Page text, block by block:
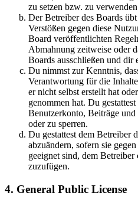
zu setzen bzw. zu
Der Betreiber des Boards
Verstößen gegen diese
Board veröffentlichten
Abmahnung zeitweise oder
Boards ausschließen und dir
Du nimmst zur Kenntnis,
Verantwortung für die
er nicht selbst erstellt hat
genommen hat. Du
Benutzerkonto, Beiträge
oder zu sperren.
Du gestattest dem Betreiber
abzuändern, sofern sie
geeignet sind, dem
zuzufügen.
4. General Public License